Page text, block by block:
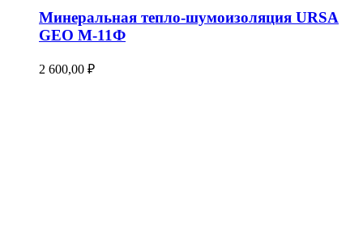
Минеральная тепло-шумоизоляция URSA
GEO М-11Ф
2 600,00 ₽